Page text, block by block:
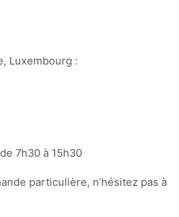
Luxembourg :
7h30 à 15h30
particulière, n’hésitez pas à